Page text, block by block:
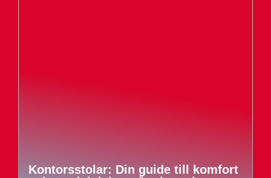
Kontorsstolar: Din guide till komfort